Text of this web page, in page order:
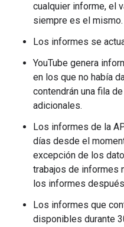
cualquier informe, el
siempre es el mismo.
Los informes se
YouTube genera
en los que no había
contendrán una fila
adicionales.
Los informes de la
días desde el
excepción de los
trabajos de informes
los informes
Los informes que
disponibles durante